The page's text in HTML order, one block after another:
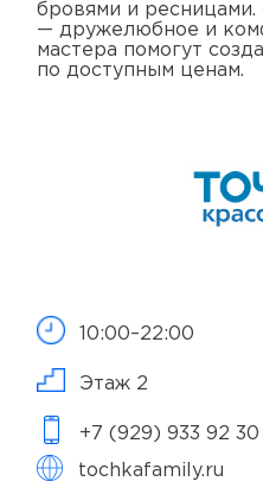
бровями и ресницами.
— дружелюбное и
мастера помогут
по доступным ценам.
10:00–22:00
Этаж 2
+7 (929) 933 92 30
tochkafamily.ru